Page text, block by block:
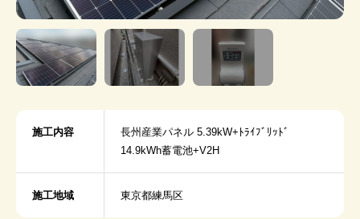
施工内容
長州産業パネル 5.39kW+ﾄﾗｲﾌﾞﾘｯﾄﾞ
14.9kWh蓄電池+V2H
施工地域 東京都練馬区